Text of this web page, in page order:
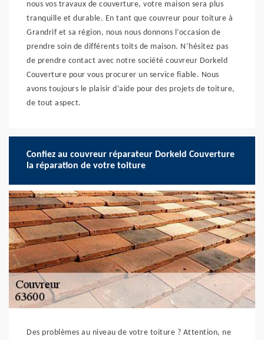
nous vos travaux de couverture, votre maison sera plus
tranquille et durable. En tant que couvreur pour toiture à
Grandrif et sa région, nous nous donnons l’occasion de
prendre soin de différents toits de maison. N’hésitez pas
de prendre contact avec notre société couvreur Dorkeld
Couverture pour vous procurer un service fiable. Nous
avons toujours le plaisir d’aide pour des projets de toiture,
de tout aspect.
Confiez au couvreur réparateur Dorkeld Couverture
la réparation de votre toiture
Des problèmes au niveau de votre toiture ? Attention, ne